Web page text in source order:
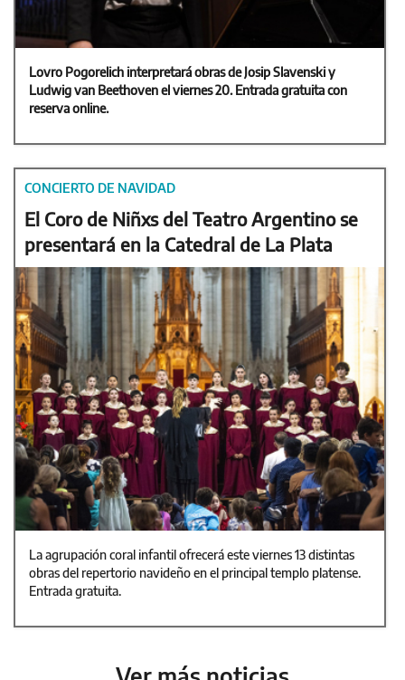
Lovro Pogorelich interpretará obras de Josip Slavenski y
Ludwig van Beethoven el viernes 20. Entrada gratuita con
reserva online.
CONCIERTO DE NAVIDAD
El Coro de Niñxs del Teatro Argentino se
presentará en la Catedral de La Plata
La agrupación coral infantil ofrecerá este viernes 13 distintas
obras del repertorio navideño en el principal templo platense.
Entrada gratuita.